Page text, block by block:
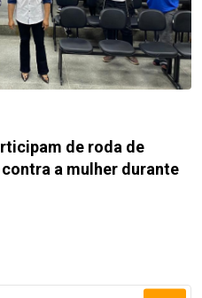
de roda de
a mulher durante